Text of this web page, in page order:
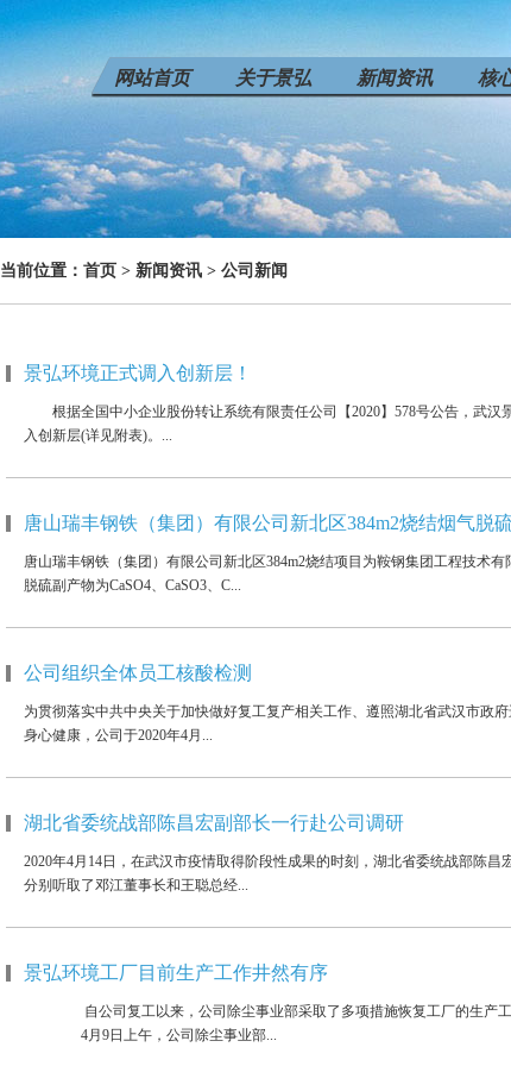
网站首页 关于景弘 新闻资讯 核
当前位置： 首页 > 新闻资讯 > 公司新闻
景弘环境正式调入创新层！
根据全国中小企业股份转让系统有限责任公司【2020】578号公告，武汉
入创新层(详见附表)。...
唐山瑞丰钢铁（集团）有限公司新北区384m2烧结烟气脱
唐山瑞丰钢铁（集团）有限公司新北区384m2烧结项目为鞍钢集团工程技术
脱硫副产物为CaSO4、CaSO3、C...
公司组织全体员工核酸检测
为贯彻落实中共中央关于加快做好复工复产相关工作、遵照湖北省武汉市政
身心健康，公司于2020年4月...
湖北省委统战部陈昌宏副部长一行赴公司调研
2020年4月14日，在武汉市疫情取得阶段性成果的时刻，湖北省委统战部陈
分别听取了邓江董事长和王聪总经...
景弘环境工厂目前生产工作井然有序
自公司复工以来，公司除尘事业部采取了多项措施恢复工厂的生产工作
4月9日上午，公司除尘事业部...